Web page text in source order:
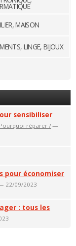
MAISON
LINGE, BIJOUX
sensibiliser
Pourquoi réparer ? —
pour économiser
22/09/2023
: tous les